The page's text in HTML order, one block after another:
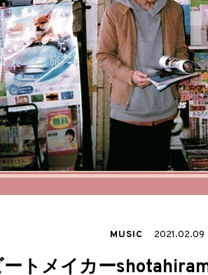
MUSIC 2021.02.09
ートメイカー